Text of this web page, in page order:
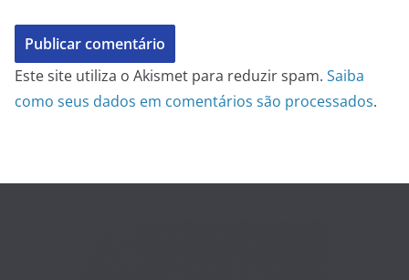
Este site utiliza o Akismet para reduzir spam. Saiba
como seus dados em comentários são processados.